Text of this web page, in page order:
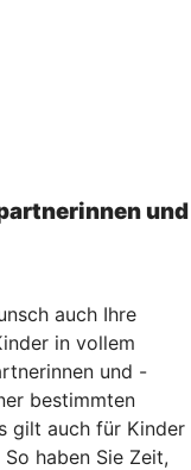
und
auch Ihre
in vollem
und -
bestimmten
gilt auch für Kinder
haben Sie Zeit,